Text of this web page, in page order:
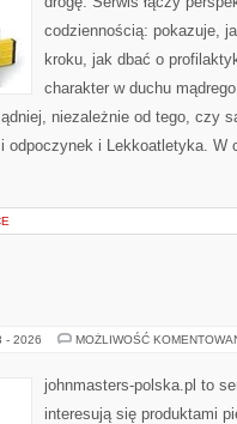
codziennością: pokazuje,
kroku, jak dbać o
charakter w duchu
niezależnie od tego, czy
odpoczynek i Lekkoatletyka. W
- 2026 MOŻLIWOŚĆ
johnmasters-polska.pl to
interesują się produktami